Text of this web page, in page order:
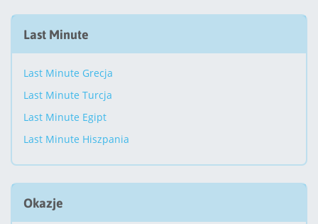
Last Minute
Last Minute Grecja
Last Minute Turcja
Last Minute Egipt
Last Minute Hiszpania
Okazje